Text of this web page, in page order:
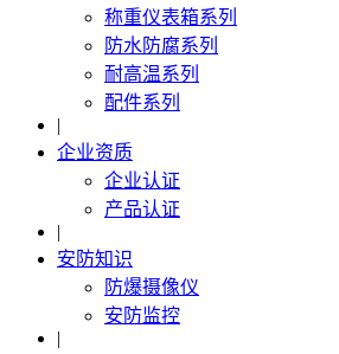
称重仪表箱系列
防水防腐系列
耐高温系列
配件系列
|
企业资质
企业认证
产品认证
|
安防知识
防爆摄像仪
安防监控
|